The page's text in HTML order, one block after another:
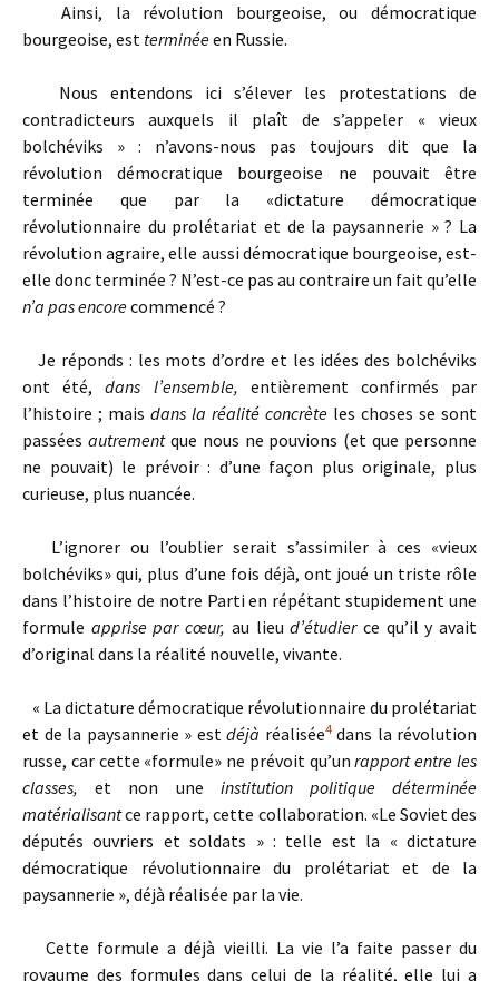
Ainsi, la révolution bourgeoise, ou démocratique
bourgeoise, est terminéeen Russie.
Nous entendons ici s’élever les protestations de
contradicteurs auxquels il plaît de s’appeler « vieux
bolchéviks » : n’avons-nous pas toujours dit que la
révolution démocratique bourgeoise ne pouvait être
terminée que par la «dictature démocratique
révolutionnaire du prolétariat et de la paysannerie » ? La
révolution agraire, elle aussi démocratique bourgeoise, est-
elle donc terminée ? N’est-ce pas au contraire un fait qu’elle
n’a pas encorecommencé ?
Je réponds : les mots d’ordre et les idées des bolchéviks
ont été,dans l’ensemble, entièrement confirmés par
l’histoire ; mais dans la réalité concrète les choses se sont
passées autrement que nous ne pouvions (et que personne
ne pouvait) le prévoir : d’une façon plus originale, plus
curieuse, plus nuancée.
L’ignorer ou l’oublier serait s’assimiler à ces «vieux
bolchéviks» qui, plus d’une fois déjà, ont joué un triste rôle
dans l’histoire de notre Parti en répétant stupidement une
formule apprise par cœur, au lieud’étudier ce qu’il y avait
d’original dans la réalité nouvelle, vivante.
« La dictature démocratique révolutionnaire du prolétariat
et de la paysannerie » est déjà réalisée4dans la révolution
russe, car cette «formule» ne prévoit qu’unrapport entre les
classes,et non une institution politique déterminée
matérialisantce rapport, cette collaboration. «Le Soviet des
députés ouvriers et soldats » : telle est la « dictature
démocratique révolutionnaire du prolétariat et de la
paysannerie », déjà réalisée par la vie.
Cette formule a déjà vieilli. La vie l’a faite passer du
royaume des formules dans celui de la réalité, elle lui a